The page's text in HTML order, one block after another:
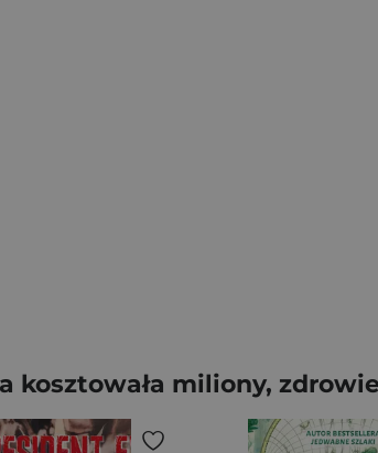
kosztowała miliony,